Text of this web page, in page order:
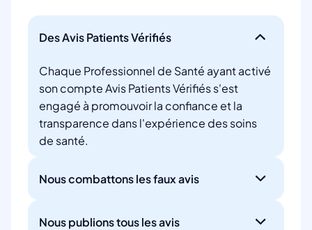
Des Avis Patients Vérifiés
Chaque Professionnel de Santé ayant activé
son compte Avis Patients Vérifiés s'est
engagé à promouvoir la confiance et la
transparence dans l'expérience des soins
de santé.
Nous combattons les faux avis
Nous publions tous les avis